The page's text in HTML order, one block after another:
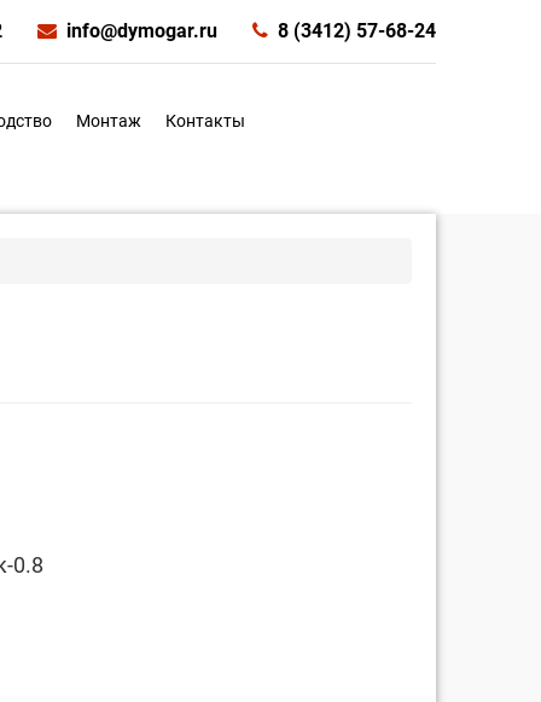
info@dymogar.ru 8 (3412) 57-68-24
Монтаж Контакты
0.8